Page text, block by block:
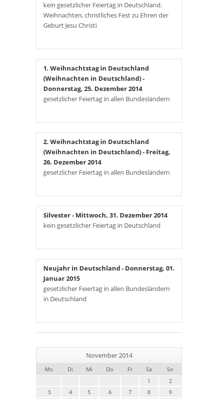
kein gesetzlicher Feiertag in Deutschland.
Weihnachten, christliches Fest zu Ehren der
Geburt Jesu Christi
1. Weihnachtstag in Deutschland
(Weihnachten in Deutschland)-
Donnerstag, 25. Dezember 2014
gesetzlicher Feiertag in allen Bundesländern
2. Weihnachtstag in Deutschland
(Weihnachten in Deutschland)- Freitag,
26. Dezember 2014
gesetzlicher Feiertag in allen Bundesländern
Silvester- Mittwoch, 31. Dezember 2014
kein gesetzlicher Feiertag in Deutschland
Neujahr in Deutschland- Donnerstag, 01.
Januar 2015
gesetzlicher Feiertag in allen Bundesländern
in Deutschland
November 2014
Mo Di Mi Do Fr Sa
So
1
2
3
4 5 6 7 8
9